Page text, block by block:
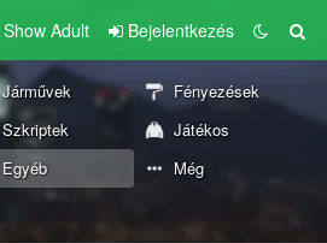
Show Adult Bejelentkezés
Járművek
Fényezések
Szkriptek
Játékos
Egyéb Még